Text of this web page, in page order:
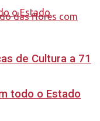
de Cultura a 71
todo o Estado